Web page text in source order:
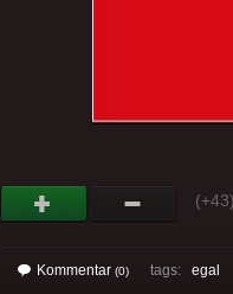
(+43)
Kommentar (0) tags: egal